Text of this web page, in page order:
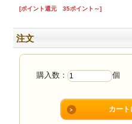
[ポイント還元 35ポイント～]
注文
購入数： 個